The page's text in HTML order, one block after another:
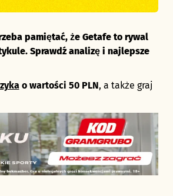
pamiętać, że Getafe to rywal
Sprawdź analizę i najlepsze
o wartości 50 PLN, a także graj